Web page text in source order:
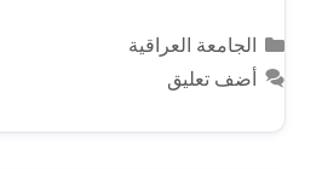
التصنيفات
الجامعة العراقية
أضف تعليق